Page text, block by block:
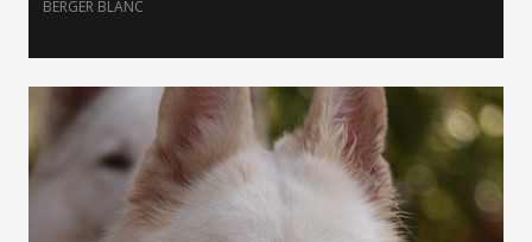
BERGER BLANC